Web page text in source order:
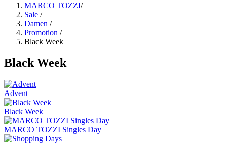
MARCO TOZZI/
Sale /
Damen /
Promotion /
Black Week
Black Week
Advent
Black Week
MARCO TOZZI Singles Day